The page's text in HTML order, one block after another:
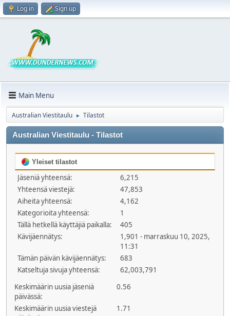
Log in Sign up
Main Menu
Australian Viestitaulu ► Tilastot
Australian Viestitaulu - Tilastot
Yleiset tilastot
Jäseniä yhteensä:
6,215
Yhteensä viestejä:
47,853
Aiheita yhteensä:
4,162
Kategorioita yhteensä:
1
Tällä hetkellä käyttäjiä paikalla:
405
Kävijäennätys:
1,901 - marraskuu 10, 2025,
11:31
Tämän päivän kävijäennätys:
683
Katseltuja sivuja yhteensä:
62,003,791
Keskimäärin uusia jäseniä
päivässä:
0.56
Keskimäärin uusia viestejä
1.71